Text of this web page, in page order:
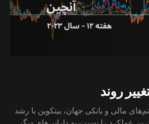
روند
در خلال بحران سیستم‌های مالی و بانکی جهان، بیتکوین با رشد